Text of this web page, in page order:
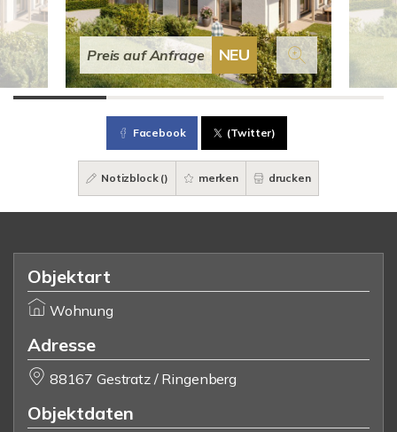
Preis auf Anfrage NEU
Facebook (Twitter)
Notizblock () merken drucken
Objektart
Wohnung
Adresse
88167 Gestratz / Ringenberg
Objektdaten